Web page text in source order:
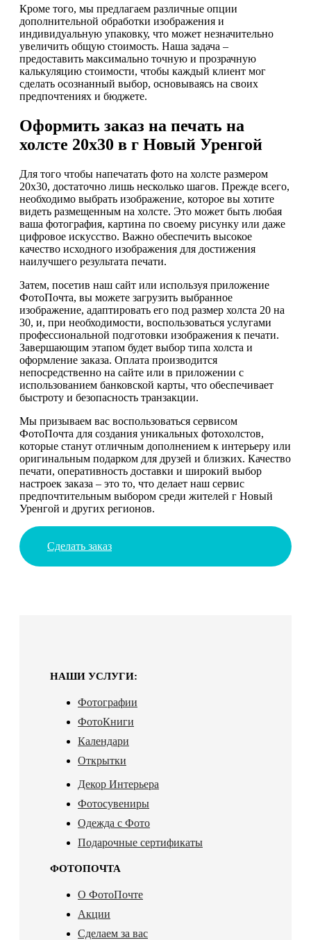
Кроме того, мы предлагаем различные опции
дополнительной обработки изображения и
индивидуальную упаковку, что может незначительно
увеличить общую стоимость. Наша задача –
предоставить максимально точную и прозрачную
калькуляцию стоимости, чтобы каждый клиент мог
сделать осознанный выбор, основываясь на своих
предпочтениях и бюджете.
Оформить заказ на печать на
холсте 20х30 в г Новый Уренгой
Для того чтобы напечатать фото на холсте размером
20х30, достаточно лишь несколько шагов. Прежде всего,
необходимо выбрать изображение, которое вы хотите
видеть размещенным на холсте. Это может быть любая
ваша фотография, картина по своему рисунку или даже
цифровое искусство. Важно обеспечить высокое
качество исходного изображения для достижения
наилучшего результата печати.
Затем, посетив наш сайт или используя приложение
ФотоПочта, вы можете загрузить выбранное
изображение, адаптировать его под размер холста 20 на
30, и, при необходимости, воспользоваться услугами
профессиональной подготовки изображения к печати.
Завершающим этапом будет выбор типа холста и
оформление заказа. Оплата производится
непосредственно на сайте или в приложении с
использованием банковской карты, что обеспечивает
быстроту и безопасность транзакции.
Мы призываем вас воспользоваться сервисом
ФотоПочта для создания уникальных фотохолстов,
которые станут отличным дополнением к интерьеру или
оригинальным подарком для друзей и близких. Качество
печати, оперативность доставки и широкий выбор
настроек заказа – это то, что делает наш сервис
предпочтительным выбором среди жителей г Новый
Уренгой и других регионов.
Сделать заказ
НАШИ УСЛУГИ:
Фотографии
ФотоКниги
Календари
Открытки
Декор Интерьера
Фотосувениры
Одежда с Фото
Подарочные сертификаты
ФОТОПОЧТА
О ФотоПочте
Акции
Сделаем за вас